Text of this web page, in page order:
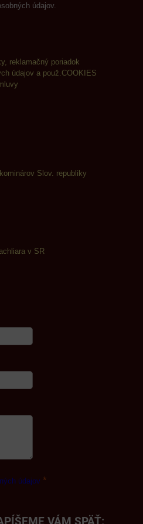
údajov.
reklamačný poriadok
údajov a použ.COOKIES
Slov. republiky
v SR
údajov *